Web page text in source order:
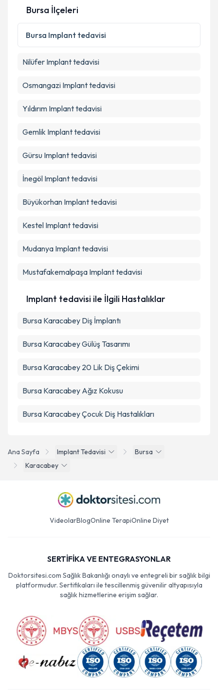
Ana Sayfa Implant Tedavisi
Bursa
Karacabey
Bursa İlçeleri
Bursa Implant tedavisi
Nilüfer Implant tedavisi
Osmangazi Implant tedavisi
Yıldırım Implant tedavisi
Gemlik Implant tedavisi
Gürsu Implant tedavisi
İnegöl Implant tedavisi
Büyükorhan Implant tedavisi
Kestel Implant tedavisi
Mudanya Implant tedavisi
Mustafakemalpaşa Implant tedavisi
Implant tedavisi ile İlgili Hastalıklar
Bursa Karacabey Diş İmplantı
Bursa Karacabey Gülüş Tasarımı
Bursa Karacabey 20 Lik Diş Çekimi
Bursa Karacabey Ağız Kokusu
Bursa Karacabey Çocuk Diş Hastalıkları
VideolarBlogOnline TerapiOnline Diyet
SERTİFİKA VE ENTEGRASYONLAR
Doktorsitesi.com Sağlık Bakanlığı onaylı ve entegreli bir sağlık bilgi
platformudur. Sertifikaları ile tescillenmiş güvenilir altyapısıyla
sağlık hizmetlerine erişim sağlar.